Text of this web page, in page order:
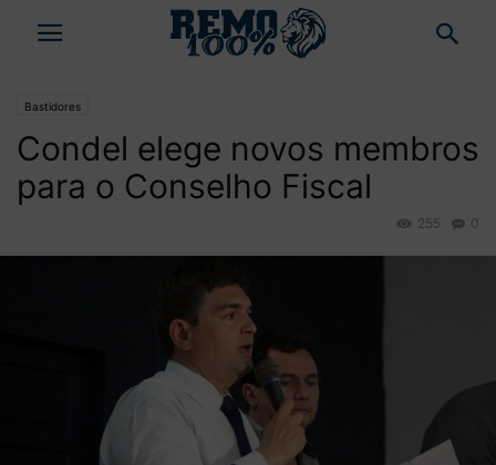
Bastidores
Condel elege novos membros
para o Conselho Fiscal
0
255